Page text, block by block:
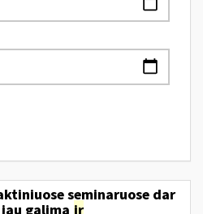
seminaruose dar
galima ir